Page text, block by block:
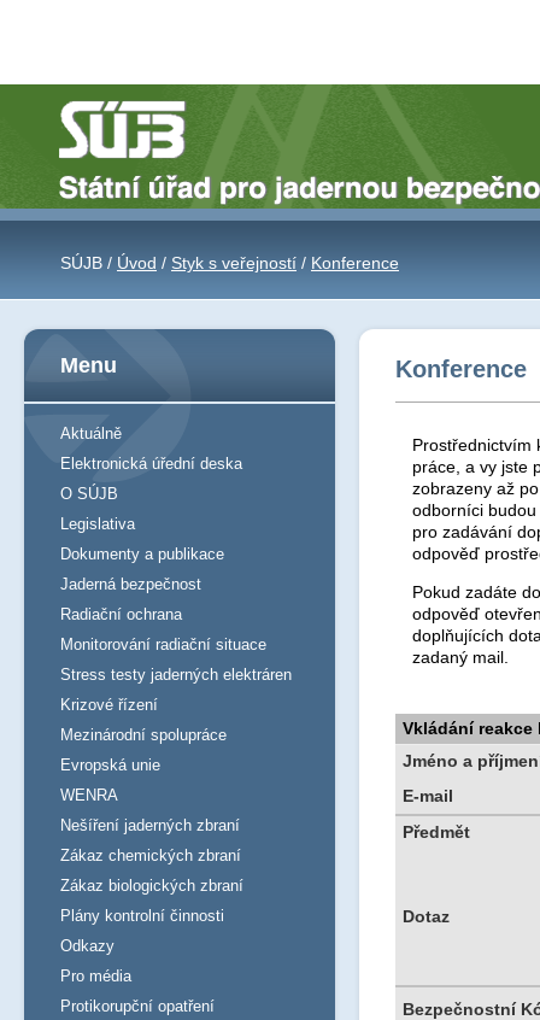
SÚJB / Úvod / Styk s veřejností / Konference
Konference
Prostřednictvím
práce, a vy jste
zobrazeny až
odborníci
pro zadávání
odpověď
Pokud zadáte
odpověď
doplňujících
zadaný mail.
Vkládání reakce
Jméno a
E-mail
Předmět
Dotaz
Bezpečnostní
Menu
Aktuálně
Elektronická úřední deska
O SÚJB
Legislativa
Dokumenty a publikace
Jaderná bezpečnost
Radiační ochrana
Monitorování radiační situace
Stress testy jaderných elektráren
Krizové řízení
Mezinárodní spolupráce
Evropská unie
WENRA
Nešíření jaderných zbraní
Zákaz chemických zbraní
Zákaz biologických zbraní
Plány kontrolní činnosti
Odkazy
Pro média
Protikorupční opatření